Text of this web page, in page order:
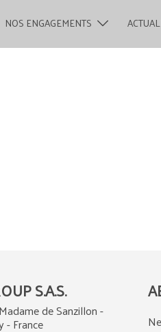
NOS ENGAGEMENTS
S.A.S.
de Sanzillon -
- France